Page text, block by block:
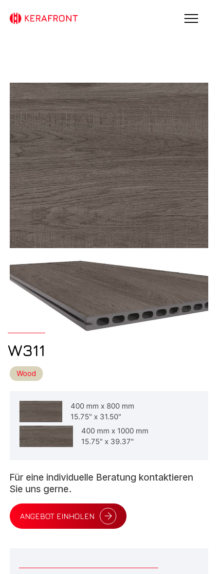
W311
Wood
400 mm x 800 mm
15.75" x 31.50"
400 mm x 1000 mm
15.75" x 39.37"
Für eine individuelle Beratung kontaktieren
Sie uns gerne.
ANGEBOT EINHOLEN